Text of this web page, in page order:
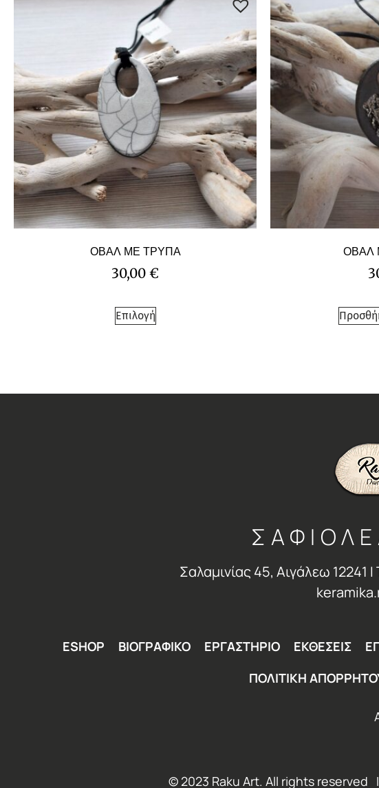
ΟΒΑΛ ΜΕ ΤΡΥΠΑ
30,00€
Επιλογή
ΟΒΑΛ
Σαλαμινίας 45, Αιγάλεω 12241
ESHOP ΒΙΟΓΡΑΦΙΚΟ ΕΡΓΑΣΤΗΡΙΟ ΕΚΘΕΣΕΙΣ
ΠΟΛΙΤΙΚΗ
© 2023 Raku Art. All rights reserved I